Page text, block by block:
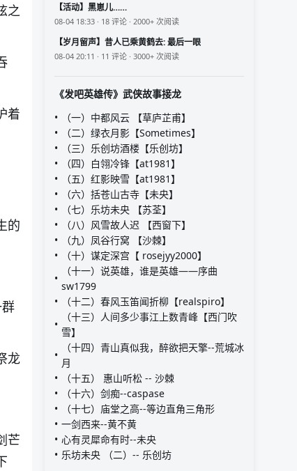
之
着
的
龙
芒
【活动】黑崽儿……
08-04 18:33 · 18 评论 · 2000+ 次阅读
【岁月留声】昔人已乘黄鹤去: 最后一眼
08-04 20:11 · 11 评论 · 3000+ 次阅读
《发吧英雄传》武侠故事接龙
（一）中都风云 【草庐芷甫】
（二）绿衣月影【Sometimes】
（三）乐创坊酒楼【乐创坊】
（四）白翎冷锋【at1981】
（五）红影映雪【at1981】
（六）括苍山古寺【未央】
（七）乐坊未央 【苏荃】
（八）风雪故人迟 【西窗下】
（九）凤谷行窝 【沙棘】
（十）谋定深宫【 rosejyy2000】
（十一）说英雄，谁是英雄——序曲
sw1799
（十二）春风玉笛闻折柳【realspiro】
（十三）人间多少事江上数青峰【西门吹
雪】
（十四）青山真似我，醉欲把天擎--荒城冰
月
（十五） 惠山听松 -- 沙棘
（十六）剑痴--caspase
（十七）庙堂之高--等边直角三角形
一剑西来--黄不黄
心有灵犀命有时--未央
乐坊未央 （二）-- 乐创坊